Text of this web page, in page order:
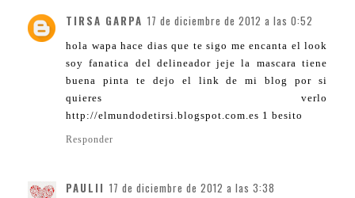
TIRSA GARPA 17 de diciembre de 2012 a las 0:52
hola wapa hace dias que te sigo me encanta el look
soy fanatica del delineador jeje la mascara tiene
buena pinta te dejo el link de mi blog por si
quieres verlo
http://elmundodetirsi.blogspot.com.es 1 besito
Responder
PAULII 17 de diciembre de 2012 a las 3:38